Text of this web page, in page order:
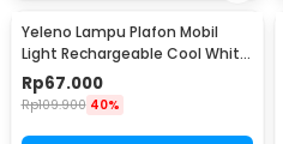
Yeleno Lampu Plafon Mobil
Light Rechargeable Cool White
2.2W - Y-975
Rp67.000
Rp109.900 40%